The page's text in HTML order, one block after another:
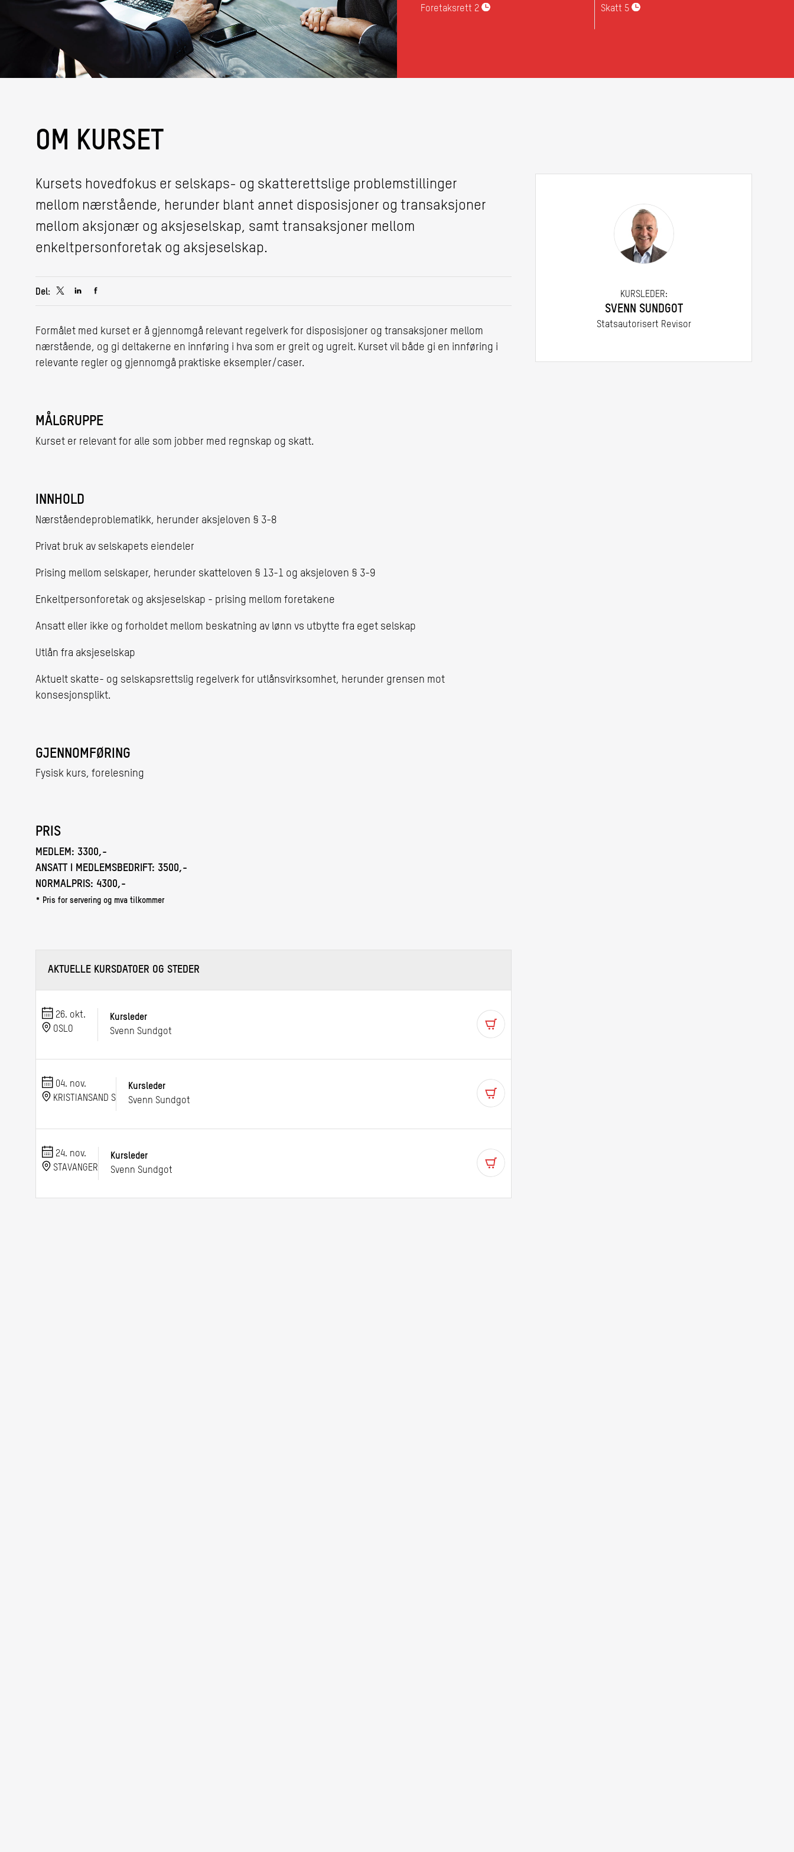
Foretaksrett 2
Skatt 5
OM KURSET
Kursets hovedfokus er selskaps- og skatterettslige problemstillinger
mellom nærstående, herunder blant annet disposisjoner og transaksjoner
mellom aksjonær og aksjeselskap, samt transaksjoner mellom
enkeltpersonforetak og aksjeselskap.
Del:
Formålet med kurset er å gjennomgå relevant regelverk for disposisjoner og transaksjoner mellom
nærstående, og gi deltakerne en innføring i hva som er greit og ugreit. Kurset vil både gi en innføring i
relevante regler og gjennomgå praktiske eksempler/caser.
MÅLGRUPPE
Kurset er relevant for alle som jobber med regnskap og skatt.
INNHOLD
Nærståendeproblematikk, herunder aksjeloven § 3-8
Privat bruk av selskapets eiendeler
Prising mellom selskaper, herunder skatteloven § 13-1 og aksjeloven § 3-9
Enkeltpersonforetak og aksjeselskap - prising mellom foretakene
Ansatt eller ikke og forholdet mellom beskatning av lønn vs utbytte fra eget selskap
Utlån fra aksjeselskap
Aktuelt skatte- og selskapsrettslig regelverk for utlånsvirksomhet, herunder grensen mot
konsesjonsplikt.
GJENNOMFØRING
Fysisk kurs, forelesning
PRIS
MEDLEM: 3300,-
ANSATT I MEDLEMSBEDRIFT: 3500,-
NORMALPRIS: 4300,-
* Pris for servering og mva tilkommer
AKTUELLE KURSDATOER OG STEDER
26. okt.
OSLO
Kursleder
Svenn Sundgot
04. nov.
KRISTIANSAND S
Kursleder
Svenn Sundgot
24. nov.
STAVANGER
Kursleder
Svenn Sundgot
KURSLEDER:
SVENN SUNDGOT
Statsautorisert Revisor